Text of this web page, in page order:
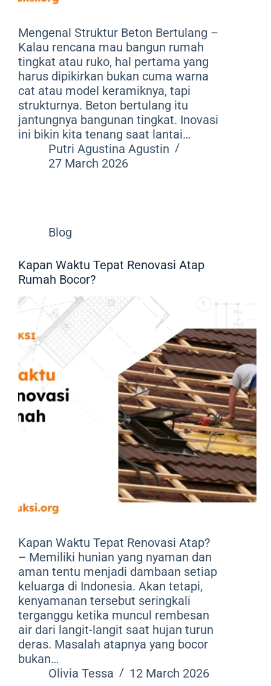
Mengenal Struktur Beton Bertulang –
Kalau rencana mau bangun rumah
tingkat atau ruko, hal pertama yang
harus dipikirkan bukan cuma warna
cat atau model keramiknya, tapi
strukturnya. Beton bertulang itu
jantungnya bangunan tingkat. Inovasi
ini bikin kita tenang saat lantai…
Putri Agustina Agustin
27 March 2026
Blog
Kapan Waktu Tepat Renovasi Atap
Rumah Bocor?
Kapan Waktu Tepat Renovasi Atap?
– Memiliki hunian yang nyaman dan
aman tentu menjadi dambaan setiap
keluarga di Indonesia. Akan tetapi,
kenyamanan tersebut seringkali
terganggu ketika muncul rembesan
air dari langit-langit saat hujan turun
deras. Masalah atapnya yang bocor
bukan…
Olivia Tessa
12 March 2026